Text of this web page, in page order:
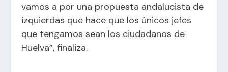
vamos a por una propuesta andalucista de
izquierdas que hace que los únicos jefes
que tengamos sean los ciudadanos de
Huelva”, finaliza.